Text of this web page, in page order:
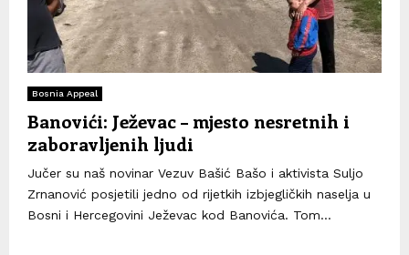
Bosnia Appeal
Banovići: Ježevac – mjesto nesretnih i
zaboravljenih ljudi
Jučer su naš novinar Vezuv Bašić Bašo i aktivista Suljo
Zrnanović posjetili jedno od rijetkih izbjegličkih naselja u
Bosni i Hercegovini Ježevac kod Banovića. Tom...